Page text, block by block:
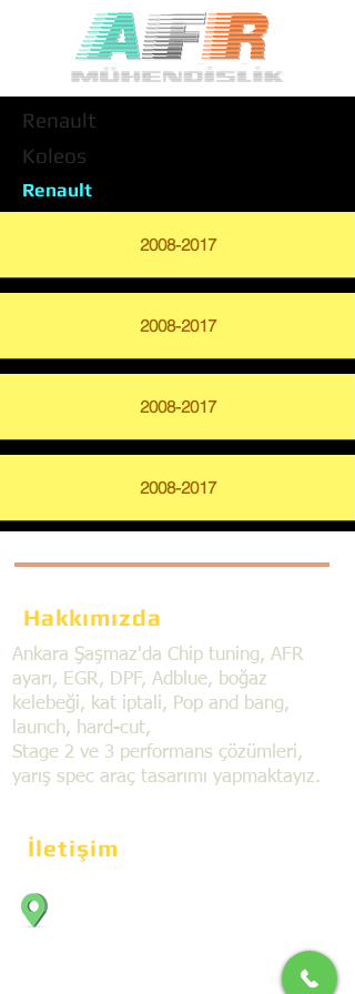
Renault
Koleos
Renault
2008-2017
2008-2017
2008-2017
2008-2017
Hakkımızda
Ankara Şaşmaz'da Chip tuning, AFR
ayarı, EGR, DPF, Adblue, boğaz
kelebeği, kat iptali, Pop and bang,
launch, hard-cut,
Stage 2 ve 3 performans çözümleri,
yarış spec araç tasarımı yapmaktayız.
İletişim